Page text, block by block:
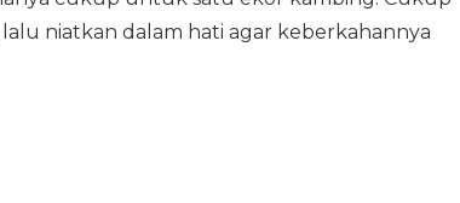
niatkan dalam hati agar keberkahannya